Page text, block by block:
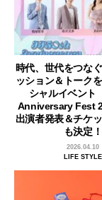
時代、世代をつな
ッション＆トーク
シャルイベント
Anniversary Fest
出演者発表＆チケ
も決定！
2026.04.10
LIFE STYLE